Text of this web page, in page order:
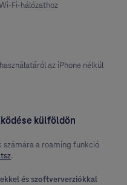
Fi-hálózathoz
az iPhone nélkül
külföldön
számára a roaming funkció
.
és szoftververziókkal